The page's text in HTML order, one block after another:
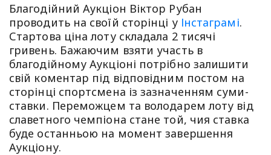
Благодійний Аукціон Віктор Рубан
проводить на своїй сторінці у Інстаграмі.
Стартова ціна лоту складала 2 тисячі
гривень. Бажаючим взяти участь в
благодійному Аукціоні потрібно залишити
свій коментар під відповідним постом на
сторінці спортсмена із зазначенням суми-
ставки. Переможцем та володарем лоту від
славетного чемпіона стане той, чия ставка
буде останньою на момент завершення
Аукціону.